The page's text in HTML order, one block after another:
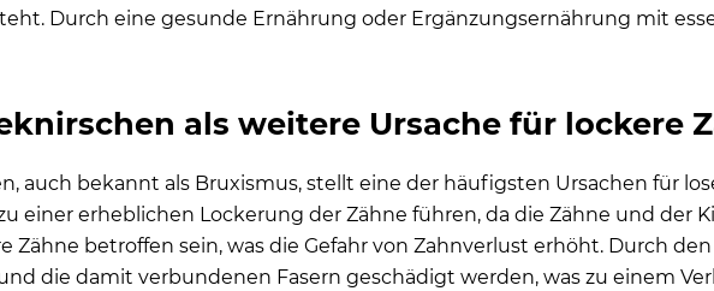
Durch eine gesunde Ernährung oder Ergänzungsernährung mit
als weitere Ursache für lockere
auch bekannt als Bruxismus, stellt eine der häufigsten Ursachen für
einer erheblichen Lockerung der Zähne führen, da die Zähne und der
Zähne betroffen sein, was die Gefahr von Zahnverlust erhöht. Durch
die damit verbundenen Fasern geschädigt werden, was zu einem